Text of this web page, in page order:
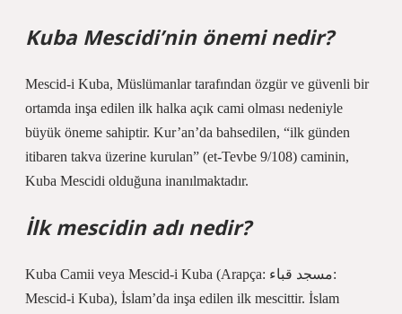
Kuba Mescidi’nin önemi nedir?
Mescid-i Kuba, Müslümanlar tarafından özgür ve güvenli bir
ortamda inşa edilen ilk halka açık cami olması nedeniyle
büyük öneme sahiptir. Kur’an’da bahsedilen, “ilk günden
itibaren takva üzerine kurulan” (et-Tevbe 9/108) caminin,
Kuba Mescidi olduğuna inanılmaktadır.
İlk mescidin adı nedir?
Kuba Camii veya Mescid-i Kuba (Arapça: مسجد قباء:
Mescid-i Kuba), İslam’da inşa edilen ilk mescittir. İslam